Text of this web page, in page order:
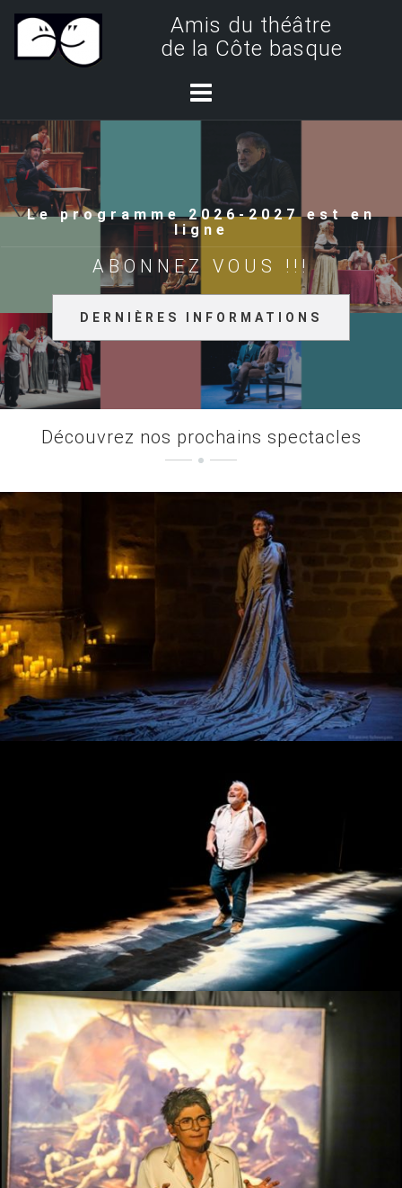
t
o
c
o
n
t
Amis du théâtre
de la Côte basque
Le programme 2026-2027 est en
ligne
ABONNEZ VOUS !!!
DERNIÈRES INFORMATIONS
Découvrez nos prochains spectacles